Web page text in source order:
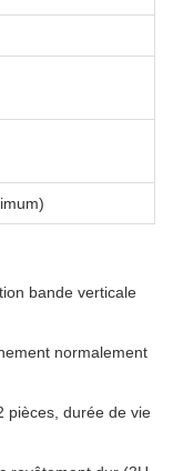
bande verticale
normalement
pièces, durée de vie